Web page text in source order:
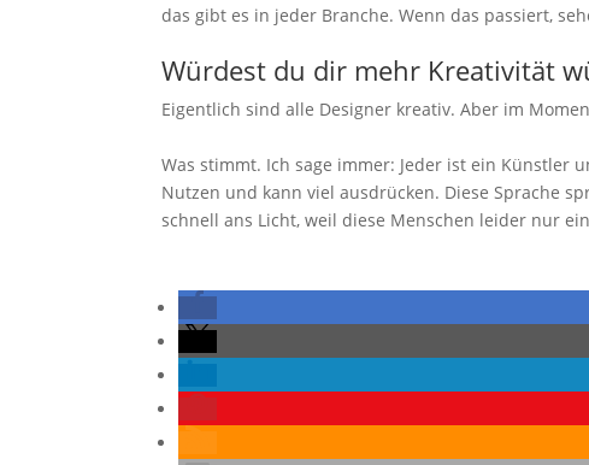
das gibt es in jeder Branche. Wenn das passiert,
Würdest du dir mehr Kreativität
Eigentlich sind alle Designer kreativ. Aber im
Was stimmt. Ich sage immer: Jeder ist ein Künstler
Nutzen und kann viel ausdrücken. Diese Sprache
schnell ans Licht, weil diese Menschen leider nur